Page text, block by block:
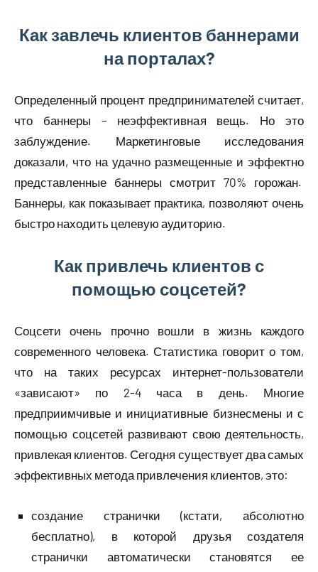
Как завлечь клиентов баннерами
на порталах?
Определенный процент предпринимателей считает,
что баннеры – неэффективная вещь. Но это
заблуждение. Маркетинговые исследования
доказали, что на удачно размещенные и эффектно
представленные баннеры смотрит 70% горожан.
Баннеры, как показывает практика, позволяют очень
быстро находить целевую аудиторию.
Как привлечь клиентов с
помощью соцсетей?
Соцсети очень прочно вошли в жизнь каждого
современного человека. Статистика говорит о том,
что на таких ресурсах интернет-пользователи
«зависают» по 2-4 часа в день. Многие
предприимчивые и инициативные бизнесмены и с
помощью соцсетей развивают свою деятельность,
привлекая клиентов. Сегодня существует два самых
эффективных метода привлечения клиентов, это:
создание странички (кстати, абсолютно
бесплатно), в которой друзья создателя
странички автоматически становятся ее